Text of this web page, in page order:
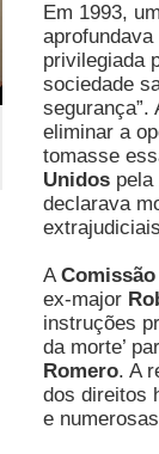
Em 1993,
privilegiada
sociedade
segurança”.
eliminar a
tomasse
Unidospela
declarava
AComissão
ex-major
instruções
da morte’
Romero. A
dos direitos
e